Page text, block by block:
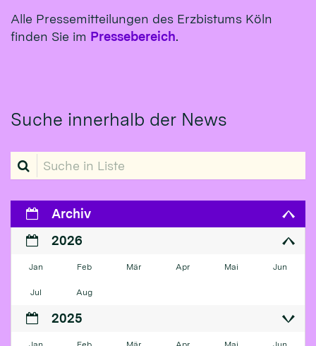
Alle Pressemitteilungen des Erzbistums Köln
finden Sie im Pressebereich.
Suche innerhalb der News
Suche in Liste
Archiv
2026
Jan Feb Mär Apr Mai Jun
Jul Aug
2025